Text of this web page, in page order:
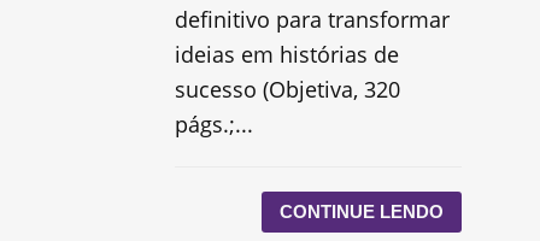
definitivo para transformar
ideias em histórias de
sucesso (Objetiva, 320
págs.;...
CONTINUE LENDO